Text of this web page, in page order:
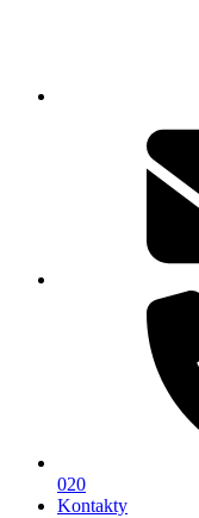
020
Kontakty